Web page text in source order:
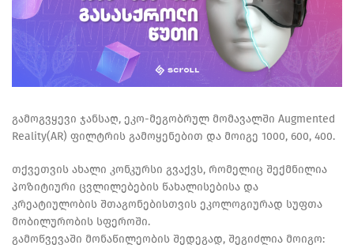
გამოგვყევი ჯანსაღ, ეკო-მეგობრულ მომავალში Augmented
Reality(AR) ფილტრის გამოყენებით და მოიგე 1000, 600, 400.
თქვეთვის ახალი კონკურსი გვაქვს, რომელიც შექმნილია
პოზიტიური ცვლილებების წახალისებისა და
კრეატიულობის შთაგონებისთვის ეკოლოგიურად სუფთა
მობილურობის სფეროში.
გამოწვევაში მონაწილეობის შედეგად, შეგიძლია მოიგო: